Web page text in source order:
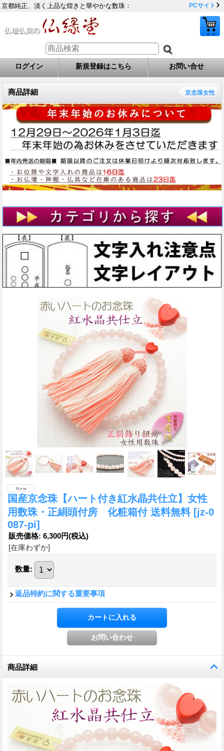
京都純正、淡く上品な煌きと華やかな数珠： PCサイト
ログイン 新規登録はこちら お問い合せ
商品詳細 京念珠女性
国産京念珠【ハート付き紅水晶共仕立】女性
用数珠・正絹頭付房 化粧箱付 送料無料 [jz-0
087-pi]
販売価格: 6,300円(税込)
[在庫わずか]
数量:
返品特約に関する重要事項
商品詳細